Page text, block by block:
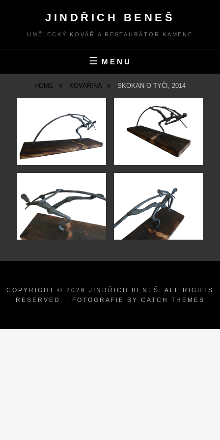
JINDŘICH BENEŠ
UMĚLECKÝ KOVÁŘ A RESTAURÁTOR KAMENE
MENU
HOME KOVAŘINA SKOKAN O TYČI, 2014
COPYRIGHT © 2026 JINDŘICH BENEŠ
. ALL RIGHTS
RESERVED. | FOTOGRAFIE BY CATCH THEMES